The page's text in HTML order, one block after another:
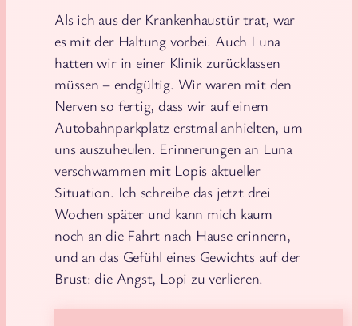
Als ich aus der Krankenhaustür trat, war
es mit der Haltung vorbei. Auch Luna
hatten wir in einer Klinik zurücklassen
müssen – endgültig. Wir waren mit den
Nerven so fertig, dass wir auf einem
Autobahnparkplatz erstmal anhielten, um
uns auszuheulen. Erinnerungen an Luna
verschwammen mit Lopis aktueller
Situation. Ich schreibe das jetzt drei
Wochen später und kann mich kaum
noch an die Fahrt nach Hause erinnern,
und an das Gefühl eines Gewichts auf der
Brust: die Angst, Lopi zu verlieren.